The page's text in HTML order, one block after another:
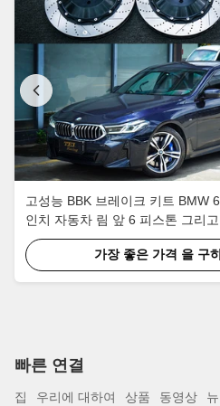
고성능 BBK 브레이크 키트 BMW
인치 자동차 림 앞 6 피스톤 그리고
칼리퍼 EBP를 유지하기 위해
가장 좋은 가격 을 구
빠른 연결
집 우리에 대하여 상품 동영상